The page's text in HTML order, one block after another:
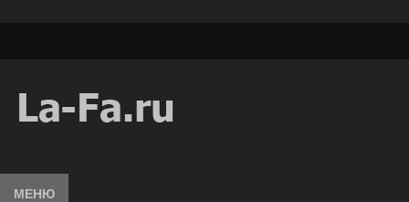
МЕНЮ